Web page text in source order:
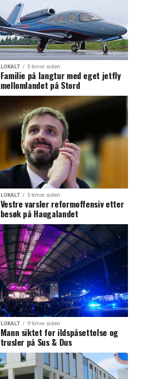
LOKALT 5 timer siden
Familie på langtur med eget jetfly
mellomlandet på Stord
LOKALT 5 timer siden
Vestre varsler reformoffensiv etter
besøk på Haugalandet
LOKALT 9 timer siden
Mann siktet for ildspåsettelse og
trusler på Sus & Dus